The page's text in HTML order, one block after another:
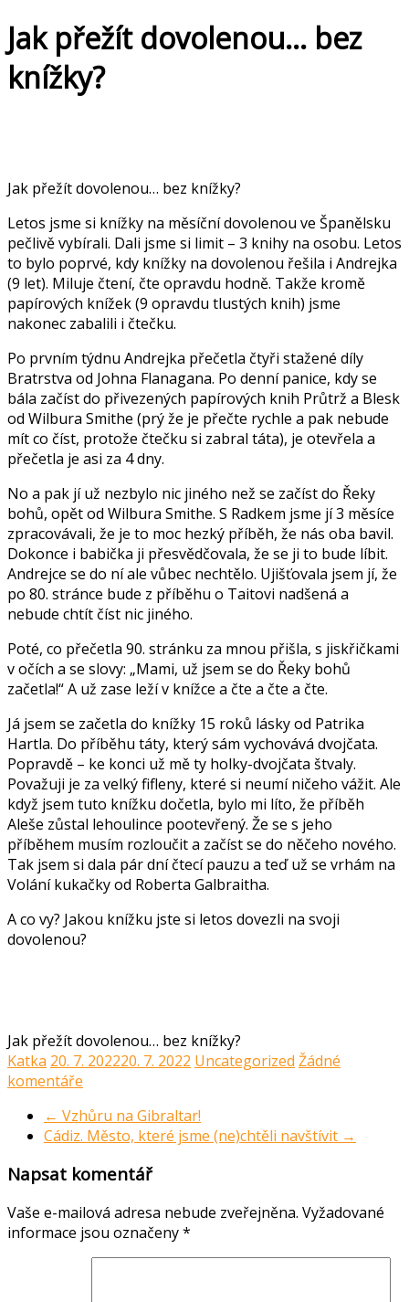
Jak přežít dovolenou… bez
knížky?
Jak přežít dovolenou… bez knížky?
Letos jsme si knížky na měsíční dovolenou ve Španělsku
pečlivě vybírali. Dali jsme si limit – 3 knihy na osobu. Letos
to bylo poprvé, kdy knížky na dovolenou řešila i Andrejka
(9 let). Miluje čtení, čte opravdu hodně. Takže kromě
papírových knížek (9 opravdu tlustých knih) jsme
nakonec zabalili i čtečku.
Po prvním týdnu Andrejka přečetla čtyři stažené díly
Bratrstva od Johna Flanagana. Po denní panice, kdy se
bála začíst do přivezených papírových knih Průtrž a Blesk
od Wilbura Smithe (prý že je přečte rychle a pak nebude
mít co číst, protože čtečku si zabral táta), je otevřela a
přečetla je asi za 4 dny.
No a pak jí už nezbylo nic jiného než se začíst do Řeky
bohů, opět od Wilbura Smithe. S Radkem jsme jí 3 měsíce
zpracovávali, že je to moc hezký příběh, že nás oba bavil.
Dokonce i babička ji přesvědčovala, že se ji to bude líbit.
Andrejce se do ní ale vůbec nechtělo. Ujišťovala jsem jí, že
po 80. stránce bude z příběhu o Taitovi nadšená a
nebude chtít číst nic jiného.
Poté, co přečetla 90. stránku za mnou přišla, s jiskřičkami
v očích a se slovy: „Mami, už jsem se do Řeky bohů
začetla!“ A už zase leží v knížce a čte a čte a čte.
Já jsem se začetla do knížky 15 roků lásky od Patrika
Hartla. Do příběhu táty, který sám vychovává dvojčata.
Popravdě – ke konci už mě ty holky-dvojčata štvaly.
Považuji je za velký fifleny, které si neumí ničeho vážit. Ale
když jsem tuto knížku dočetla, bylo mi líto, že příběh
Aleše zůstal lehoulince pootevřený. Že se s jeho
příběhem musím rozloučit a začíst se do něčeho nového.
Tak jsem si dala pár dní čtecí pauzu a teď už se vrhám na
Volání kukačky od Roberta Galbraitha.
A co vy? Jakou knížku jste si letos dovezli na svoji
dovolenou?
Jak přežít dovolenou… bez knížky?
Katka 20. 7. 202220. 7. 2022 Uncategorized Žádné
komentáře
← Vzhůru na Gibraltar!
Cádiz. Město, které jsme (ne)chtěli navštívit →
Napsat komentář
Vaše e-mailová adresa nebude zveřejněna. Vyžadované
informace jsou označeny*